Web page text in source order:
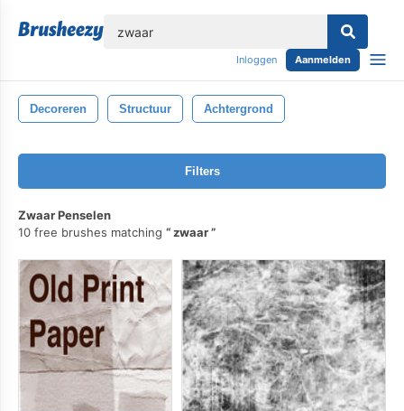
Inloggen Aanmelden
Decoreren Structuur Achtergrond
Filters
Zwaar Penselen
10 free brushes matching
zwaar